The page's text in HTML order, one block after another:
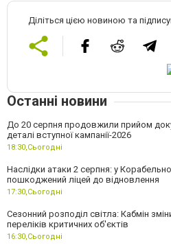
Діліться цією новиною та
Останні новини
До 20 серпня продовжили прийом
деталі вступної кампанії-2026
18:30, Сьогодні
Наслідки атаки 2 серпня: у
пошкоджений ліцей до відновлення
17:30, Сьогодні
Сезонний розподіл світла: Кабмін
переліків критичних об'єктів
16:30, Сьогодні